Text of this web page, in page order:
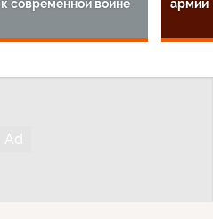
к современной войне
армии